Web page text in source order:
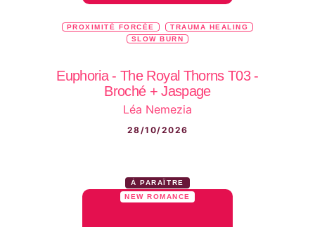
PROXIMITÉ FORCÉE
TRAUMA HEALING
SLOW BURN
Euphoria - The Royal Thorns T03 -
Broché + Jaspage
Léa Nemezia
28/10/2026
À PARAÎTRE
NEW ROMANCE